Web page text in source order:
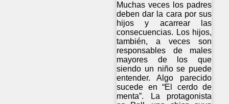
Muchas veces los padres
deben dar la cara por sus
hijos y acarrear las
consecuencias. Los hijos,
también, a veces son
responsables de males
mayores de los que
siendo un niño se puede
entender. Algo parecido
sucede en “El cerdo de
menta”. La protagonista